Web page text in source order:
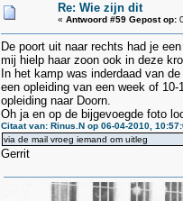
Re: Wie zijn dit
« Antwoord #59 Gepost op:
De poort uit naar rechts had je
mij hielp haar zoon ook in deze
In het kamp was inderdaad van
een opleiding van een week of
opleiding naar Doorn.
Oh ja en op de bijgevoegde foto
Citaat van: Rinus.N op 06-04-2010,
via de mail vroeg iemand om uitleg
Gerrit